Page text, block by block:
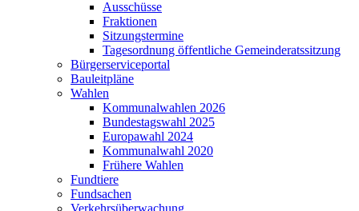
Ausschüsse
Fraktionen
Sitzungstermine
Tagesordnung öffentliche Gemeinderatssitzung
Bürgerserviceportal
Bauleitpläne
Wahlen
Kommunalwahlen 2026
Bundestagswahl 2025
Europawahl 2024
Kommunalwahl 2020
Frühere Wahlen
Fundtiere
Fundsachen
Verkehrsüberwachung